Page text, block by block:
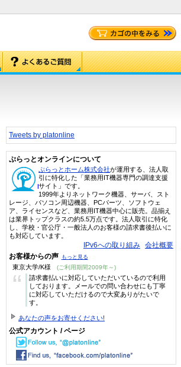
Tweets by platonline
ぷらっとオンラインについて
ぷらっとホーム株式会社が運用する、法人取
引に特化した「業務用IT機器専門の調達支援
サイト」です。
1999年よりネットワーク機器、サーバ、スト
レージ、パソコン周辺機器、PCパーツ、ソフトウェ
ア、ライセンスなど、業務用IT機器中心に販売。品揃え
は業界トップクラスの約5.5万点です。法人取引に特化
し、学校・官公庁・一般法人のお客様の請求書後払いに
も対応しています。
IPv6への取り組み 会社概要
お客様からの声 もっと見る
東京大学/K様 (ご利用期間2009年～)
“
請求書払いに対応していただいているので利用
しております。メールでの問い合わせにも丁寧
に対応していただけるので大変ありがたいで
す。
あなたの声をお寄せください!
公式アカウント / ページ